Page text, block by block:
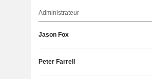
Administrateur
Jason Fox
Peter Farrell